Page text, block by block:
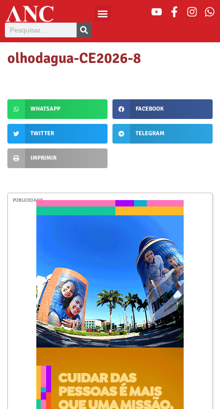
olhodagua-CE2026-8
WHATSAPP FACEBOOK
TWITTER TELEGRAM
IMPRIMIR
PUBLICIDADE